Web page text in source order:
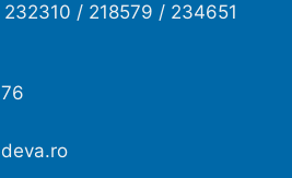
/ 218579 / 234651